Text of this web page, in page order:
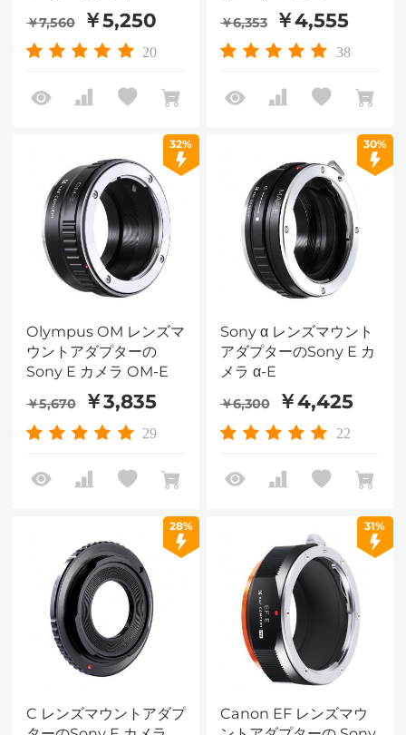
￥7,560 ￥5,250
20
￥6,353 ￥4,555
38
32%
Olympus OM レンズマ
ウントアダプターの
Sony E カメラ OM-E
￥5,670 ￥3,835
29
30%
Sony α レンズマウント
アダプターのSony E カ
メラ α-E
￥6,300 ￥4,425
22
28%
C レンズマウントアダプ
31%
Canon EF レンズマウ